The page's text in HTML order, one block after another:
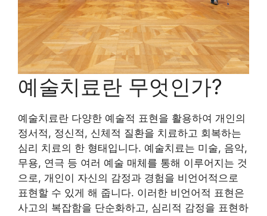
예술치료란 무엇인가?
예술치료란 다양한 예술적 표현을 활용하여 개인의
정서적, 정신적, 신체적 질환을 치료하고 회복하는
심리 치료의 한 형태입니다. 예술치료는 미술, 음악,
무용, 연극 등 여러 예술 매체를 통해 이루어지는 것
으로, 개인이 자신의 감정과 경험을 비언어적으로
표현할 수 있게 해 줍니다. 이러한 비언어적 표현은
사고의 복잡함을 단순화하고, 심리적 감정을 표현하